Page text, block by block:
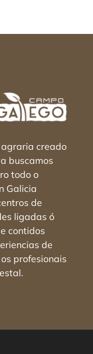
creado
buscamos
todo o
Galicia
de
ligadas ó
contidos
de
profesionais